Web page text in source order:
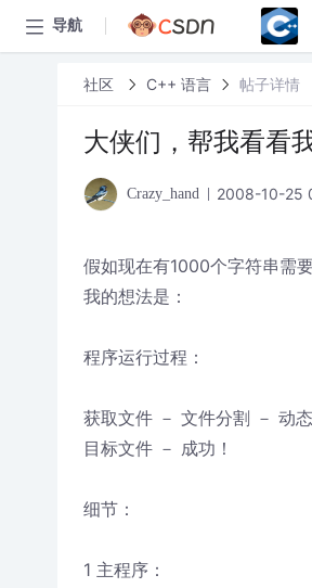
导航
社区 C++ 语言 帖子详情
大侠们，帮我看看
Crazy_hand 2008-10-25
假如现在有1000个字符串需
我的想法是：
程序运行过程：
获取文件 － 文件分割 － 动
目标文件 － 成功！
细节：
1 主程序：